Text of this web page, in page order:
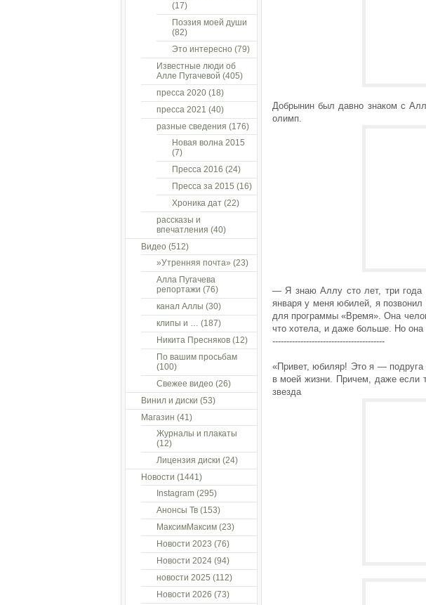
Добрынин был давно знаком с
олимп.
— Я знаю Аллу сто лет, три года
января у меня юбилей, я
для программы «Время». Она
что хотела, и даже больше. Но
----------------------------------------
«Привет, юбиляр! Это я —
в моей жизни. Причем, даже если
звезда
(17)
Поэзия моей души
(82)
Это интересно (79)
Известные люди об
Алле Пугачевой (405)
пресса 2020(18)
пресса 2021 (40)
разные сведения (176)
Новая волна 2015
(7)
Пресса 2016 (24)
Пресса за 2015 (16)
Хроника дат(22)
рассказы и
впечатления (40)
Видео (512)
»Утренняя почта» (23)
Алла Пугачева
репортажи (76)
канал Аллы (30)
клипы и … (187)
Никита Пресняков(12)
По вашим просьбам
(100)
Свежее видео (26)
Винил и диски (53)
Магазин (41)
Журналы и плакаты
(12)
Лицензия диски (24)
Новости (1441)
Instagram(295)
Анонсы Тв(153)
МаксимМаксим(23)
Новости 2023 (76)
Новости 2024(94)
новости 2025 (112)
Новости 2026 (73)